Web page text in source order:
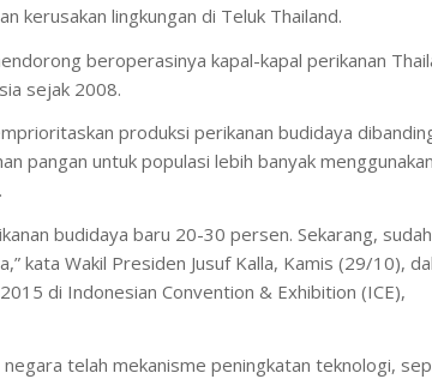
kerusakan lingkungan di Teluk Thailand.
beroperasinya kapal-kapal perikanan
sejak 2008.
produksi perikanan budidaya
pangan untuk populasi lebih banyak menggunakan
budidaya baru 20-30 persen. Sekarang, sudah
kata Wakil Presiden Jusuf Kalla, Kamis (29/10),
di Indonesian Convention & Exhibition (ICE),
telah mekanisme peningkatan teknologi,